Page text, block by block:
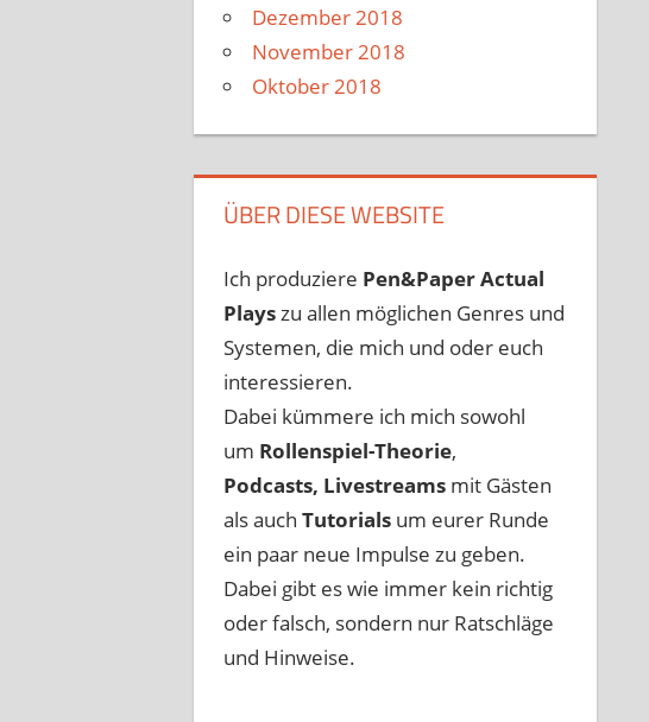
Dezember 2018
November 2018
Oktober 2018
ÜBER DIESE WEBSITE
Ich produziere Pen&PaperActual
Playszu allen möglichen Genres und
Systemen, die mich und oder euch
interessieren.
Dabei kümmere ich mich sowohl
um Rollenspiel-Theorie,
Podcasts, Livestreams mit Gästen
als auchTutorials um eurer Runde
ein paar neue Impulse zu geben.
Dabei gibt es wie immer kein richtig
oder falsch, sondern nur Ratschläge
und Hinweise.